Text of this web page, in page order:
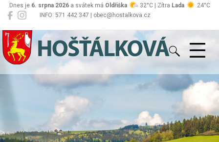
INFO: 571 442 347 | obec@hostalkova.cz
Dnes je 6. srpna 2026a svátek má Oldřiška 32°C | Zítra Lada 24°C
Hošťálková